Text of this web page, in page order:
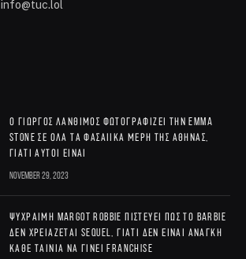
info@tuc.lol
Ο Γιώργος Λάνθιμος φωτογραφίζει την Emma
Stone σε όλα τα φασαίικα μέρη της Αθήνας,
γιατί αυτοί είναι
November 29, 2023
Ψύχραιμη Margot Robbie πιστεύει πως το Barbie
δεν χρειάζεται sequel, γιατί δεν είναι ανάγκη
κάθε ταινία να γίνει franchise